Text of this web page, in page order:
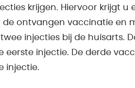
krijgen. Hiervoor krijgt
de ontvangen vaccinatie en
injecties bij de huisarts.
eerste injectie. De derde
injectie.